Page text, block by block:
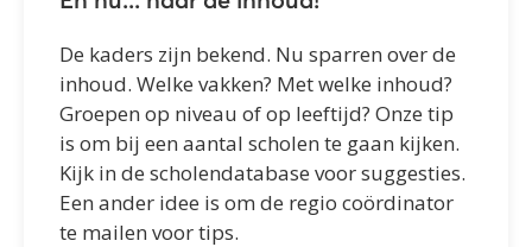
De kaders zijn bekend. Nu sparren over de
inhoud. Welke vakken? Met welke inhoud?
Groepen op niveau of op leeftijd? Onze tip
is om bij een aantal scholen te gaan kijken.
Kijk in de scholendatabase voor suggesties.
Een ander idee is om de regio coördinator
te mailen voor tips.